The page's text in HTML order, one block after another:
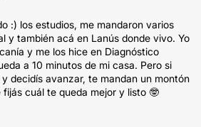
:) los estudios, me mandaron varios
y también acá en Lanús donde vivo. Yo
y me los hice en Diagnóstico
a 10 minutos de mi casa. Pero si
decidís avanzar, te mandan un montón
fijás cuál te queda mejor y listo 🤓